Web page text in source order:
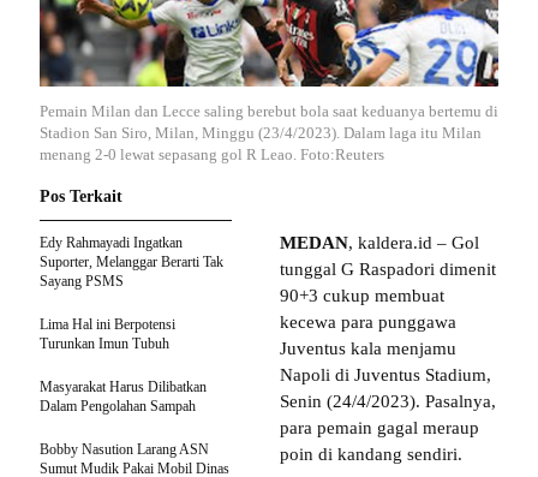
Pemain Milan dan Lecce saling berebut bola saat keduanya bertemu di
Stadion San Siro, Milan, Minggu (23/4/2023). Dalam laga itu Milan
menang 2-0 lewat sepasang gol R Leao. Foto:Reuters
MEDAN, kaldera.id – Gol
tunggal G Raspadori dimenit
90+3 cukup membuat
kecewa para punggawa
Juventus kala menjamu
Napoli di Juventus Stadium,
Senin (24/4/2023). Pasalnya,
para pemain gagal meraup
poin di kandang sendiri.
Pos Terkait
Edy Rahmayadi Ingatkan
Suporter, Melanggar Berarti Tak
Sayang PSMS
Lima Hal ini Berpotensi
Turunkan Imun Tubuh
Masyarakat Harus Dilibatkan
Dalam Pengolahan Sampah
Bobby Nasution Larang ASN
Sumut Mudik Pakai Mobil Dinas